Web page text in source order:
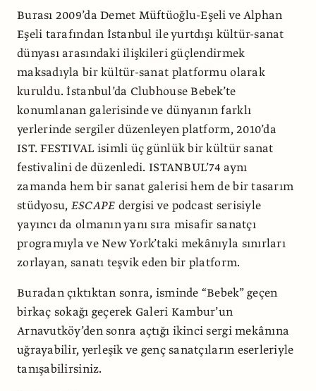
Burası 2009’da Demet Müftüoğlu-Eşeli ve Alphan
Eşeli tarafından İstanbul ile yurtdışı kültür-sanat
dünyası arasındaki ilişkileri güçlendirmek
maksadıyla bir kültür-sanat platformu olarak
kuruldu. İstanbul’da Clubhouse Bebek’te
konumlanan galerisinde ve dünyanın farklı
yerlerinde sergiler düzenleyen platform, 2010’da
IST. FESTIVAL isimli üç günlük bir kültür sanat
festivalini de düzenledi. ISTANBUL’74 aynı
zamanda hem bir sanat galerisi hem de bir tasarım
stüdyosu, ESCAPE dergisi ve podcast serisiyle
yayıncı da olmanın yanı sıra misafir sanatçı
programıyla ve New York’taki mekânıyla sınırları
zorlayan, sanatı teşvik eden bir platform.
Buradan çıktıktan sonra, isminde “Bebek” geçen
birkaç sokağı geçerek Galeri Kambur’un
Arnavutköy’den sonra açtığı ikinci sergi mekânına
uğrayabilir, yerleşik ve genç sanatçıların eserleriyle
tanışabilirsiniz.